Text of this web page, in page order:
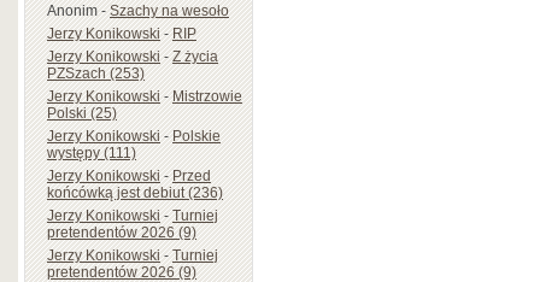
Anonim-Szachy na wesoło
Jerzy Konikowski-RIP
Jerzy Konikowski-Z życia
PZSzach (253)
Jerzy Konikowski-Mistrzowie
Polski (25)
Jerzy Konikowski-Polskie
występy (111)
Jerzy Konikowski-Przed
końcówką jest debiut (236)
Jerzy Konikowski-Turniej
pretendentów 2026 (9)
Jerzy Konikowski-Turniej
pretendentów 2026 (9)